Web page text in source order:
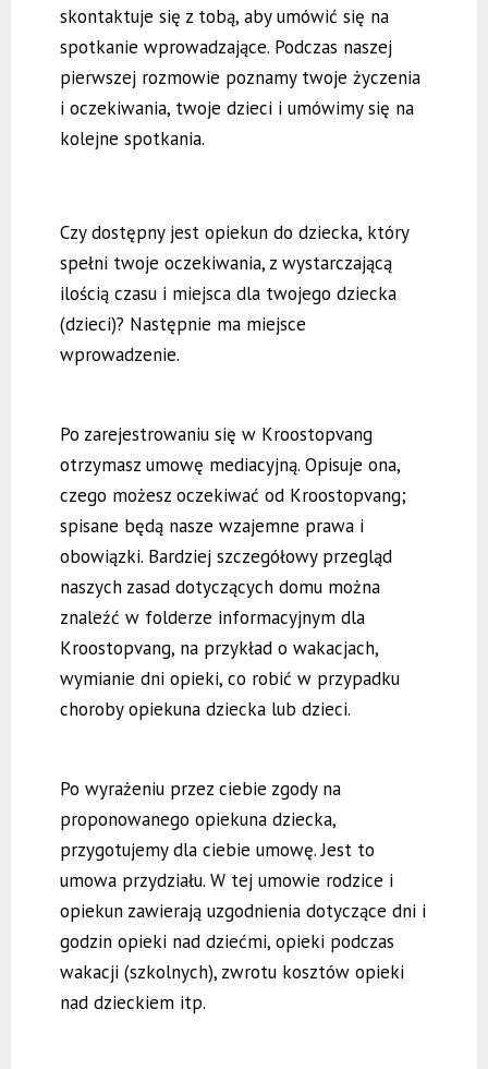
skontaktuje się z tobą, aby umówić się na
spotkanie wprowadzające. Podczas naszej
pierwszej rozmowie poznamy twoje życzenia
i oczekiwania, twoje dzieci i umówimy się na
kolejne spotkania.
Czy dostępny jest opiekun do dziecka, który
spełni twoje oczekiwania, z wystarczającą
ilością czasu i miejsca dla twojego dziecka
(dzieci)? Następnie ma miejsce
wprowadzenie.
Po zarejestrowaniu się w Kroostopvang
otrzymasz umowę mediacyjną. Opisuje ona,
czego możesz oczekiwać od Kroostopvang;
spisane będą nasze wzajemne prawa i
obowiązki. Bardziej szczegółowy przegląd
naszych zasad dotyczących domu można
znaleźć w folderze informacyjnym dla
Kroostopvang, na przykład o wakacjach,
wymianie dni opieki, co robić w przypadku
choroby opiekuna dziecka lub dzieci.
Po wyrażeniu przez ciebie zgody na
proponowanego opiekuna dziecka,
przygotujemy dla ciebie umowę. Jest to
umowa przydziału. W tej umowie rodzice i
opiekun zawierają uzgodnienia dotyczące dni i
godzin opieki nad dziećmi, opieki podczas
wakacji (szkolnych), zwrotu kosztów opieki
nad dzieckiem itp.